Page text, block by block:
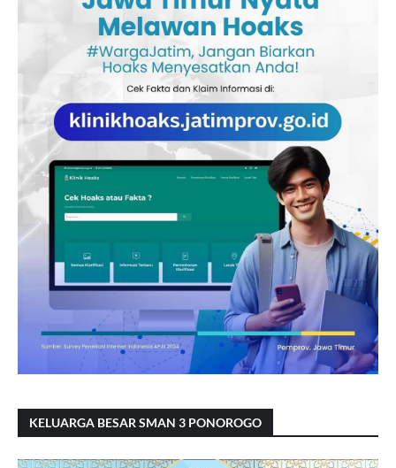
KELUARGA BESAR SMAN 3 PONOROGO